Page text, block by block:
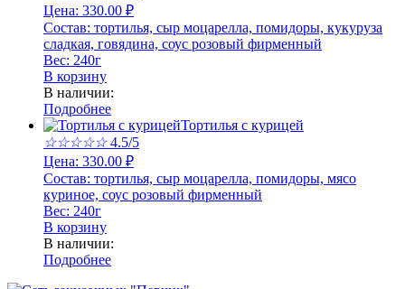
Цена: 330.00 ₽
Состав: тортилья, сыр моцарелла, помидоры, кукуруза
сладкая, говядина, соус розовый фирменный
Вес: 240г
В корзину
В наличии:
Подробнее
Тортилья с курицей
☆☆☆☆☆ 4.5/5
Цена: 330.00 ₽
Состав: тортилья, сыр моцарелла, помидоры, мясо
куриное, соус розовый фирменный
Вес: 240г
В корзину
В наличии:
Подробнее